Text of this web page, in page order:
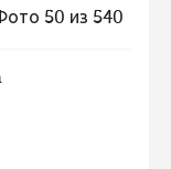
50 из 540